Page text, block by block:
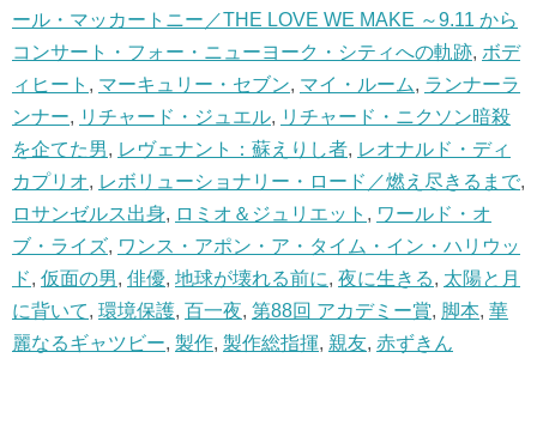
ール・マッカートニー／THE LOVE WE MAKE ～9.11 から
コンサート・フォー・ニューヨーク・シティへの軌跡, ボデ
ィヒート , マーキュリー・セブン, マイ・ルーム, ランナーラ
ンナー, リチャード・ジュエル, リチャード・ニクソン暗殺
を企てた男, レヴェナント：蘇えりし者, レオナルド・ディ
カプリオ, レボリューショナリー・ロード／燃え尽きるまで,
ロサンゼルス出身, ロミオ＆ジュリエット , ワールド・オ
ブ・ライズ, ワンス・アポン・ア・タイム・イン・ハリウッ
ド, 仮面の男, 俳優, 地球が壊れる前に, 夜に生きる, 太陽と月
に背いて, 環境保護, 百一夜, 第88回 アカデミー賞, 脚本, 華
麗なるギャツビー, 製作, 製作総指揮, 親友, 赤ずきん